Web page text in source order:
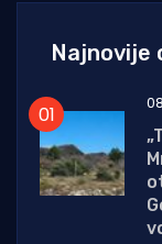
Najnovije